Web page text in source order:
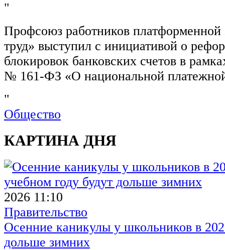
"
Профсоюз работников
труд» выступил с инициативой о
блокировок банковских счетов в
№ 161-ФЗ «О национальной
"
Общество
КАРТИНА ДНЯ
2026 11:10
Правительство
Осенние каникулы у школьников в
дольше зимних